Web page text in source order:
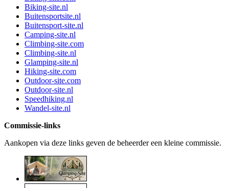
Biking-site.nl
Buitensportsite.nl
Buitensport-site.nl
Camping-site.nl
Climbing-site.com
Climbing-site.nl
Glamping-site.nl
Hiking-site.com
Outdoor-site.com
Outdoor-site.nl
Speedhiking.nl
Wandel-site.nl
Commissie-links
Aankopen via deze links geven de beheerder een kleine commissie.